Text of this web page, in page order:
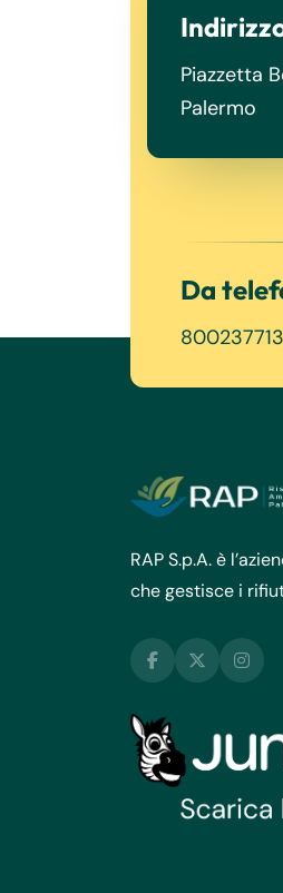
Piazzetta
Palermo
Da
800237713
RAP S.p.A. è
che gestisce i